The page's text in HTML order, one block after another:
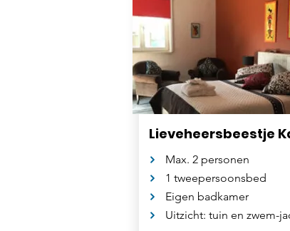
Lieveheersbeestje
Max. 2 personen
1 tweepersoonsbed
Eigen badkamer
Uitzicht: tuin en zwem-